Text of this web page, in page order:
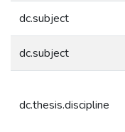
dc.subject
dc.subject
dc.thesis.discipline